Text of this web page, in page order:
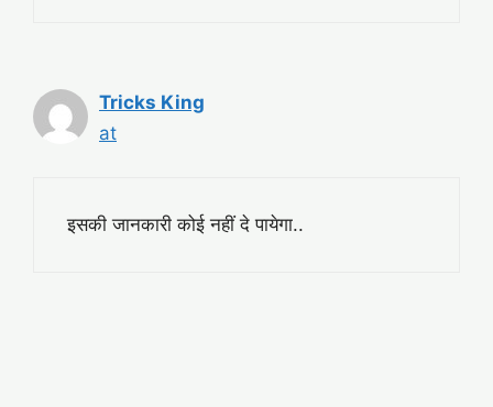
Tricks King
at
इसकी जानकारी कोई नहीं दे पायेगा..